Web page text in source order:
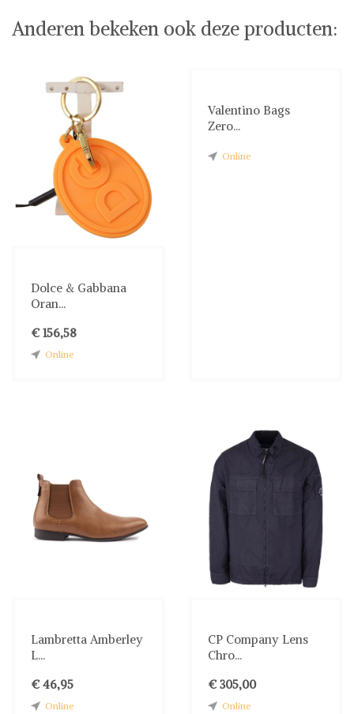
Anderen bekeken ook deze producten:
Dolce & Gabbana
Oran...
€ 156,58
Online
Valentino Bags
Zero...
Online
Lambretta Amberley
L...
€ 46,95
Online
CP Company Lens
Chro...
€ 305,00
Online